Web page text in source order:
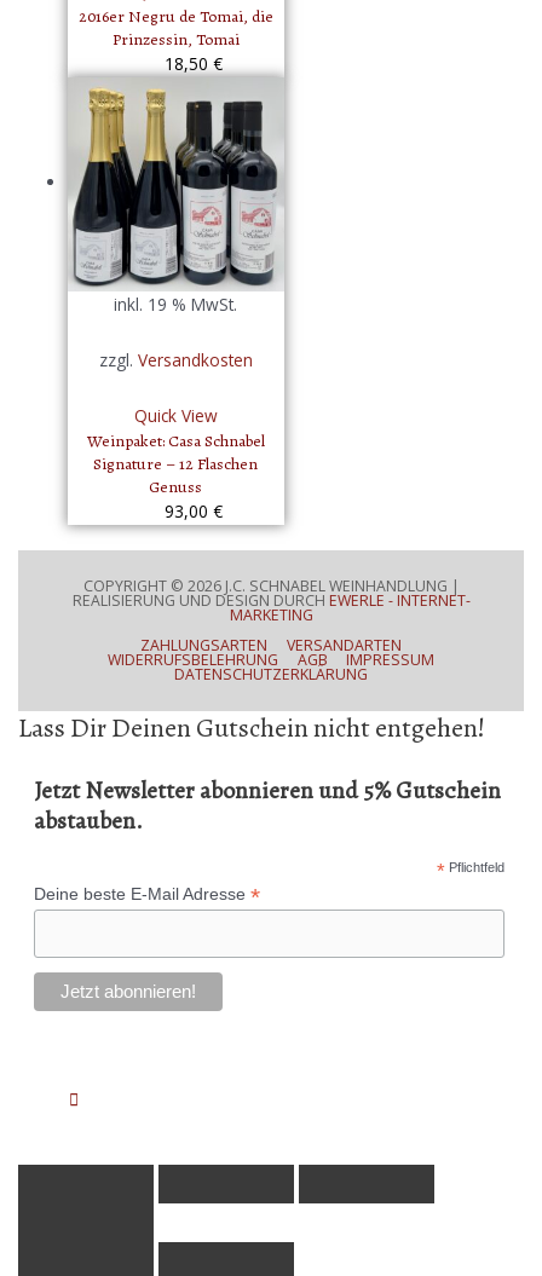
2016er Negru de Tomai, die
Prinzessin, Tomai
18,50€
inkl. 19 % MwSt.
zzgl. Versandkosten
Quick View
Weinpaket: Casa Schnabel
Signature – 12 Flaschen
Genuss
93,00€
COPYRIGHT © 2026 J.C. SCHNABEL WEINHANDLUNG |
REALISIERUNG UND DESIGN DURCH EWERLE - INTERNET-
MARKETING
ZAHLUNGSARTEN
VERSANDARTEN
WIDERRUFSBELEHRUNG AGB IMPRESSUM
DATENSCHUTZERKLÄRUNG
Lass Dir Deinen Gutschein nicht entgehen!
Jetzt Newsletter abonnieren und 5% Gutschein
abstauben.
*Pflichtfeld
Deine beste E-Mail Adresse *